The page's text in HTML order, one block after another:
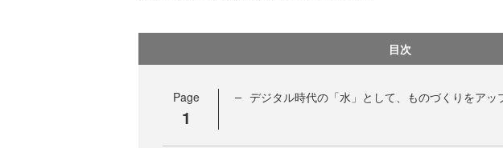
目次
Page
1
デジタル時代の「水」として、ものづくりをアッ